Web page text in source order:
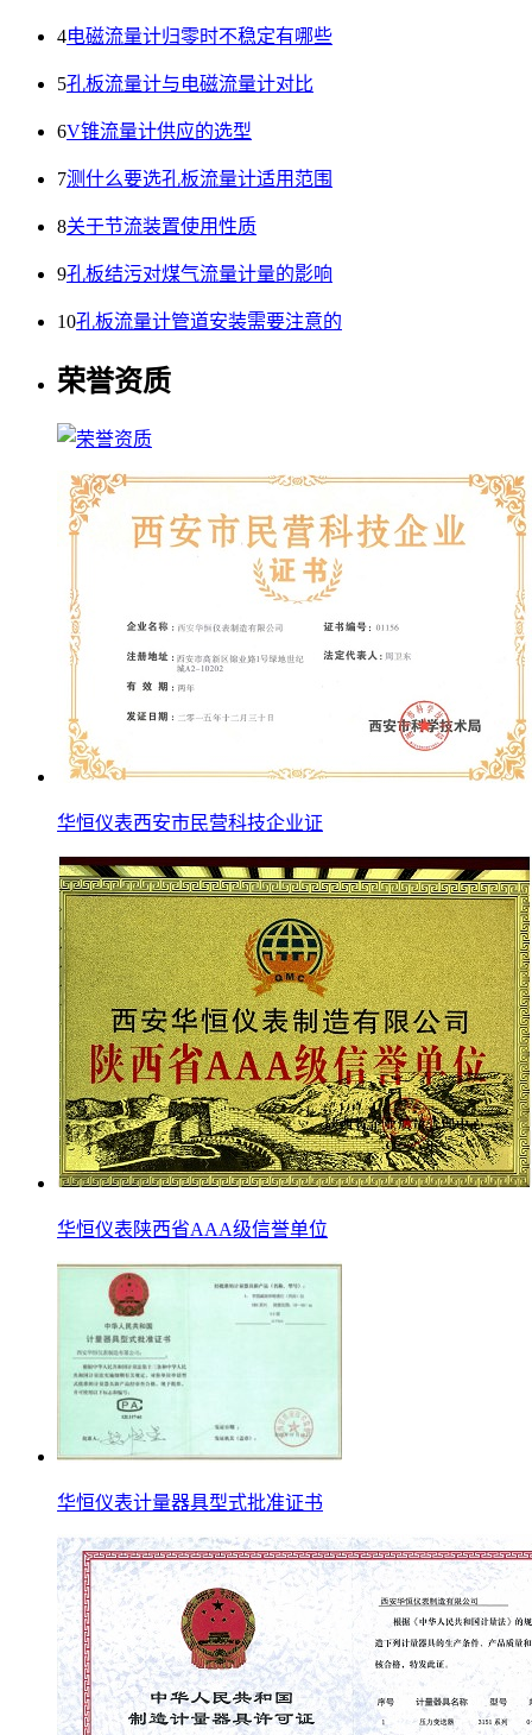
4电磁流量计归零时不稳定有哪些
5孔板流量计与电磁流量计对比
6V锥流量计供应的选型
7测什么要选孔板流量计适用范围
8关于节流装置使用性质
9孔板结污对煤气流量计量的影响
10孔板流量计管道安装需要注意的
荣誉资质
华恒仪表西安市民营科技企业证
华恒仪表陕西省AAA级信誉单位
华恒仪表计量器具型式批准证书